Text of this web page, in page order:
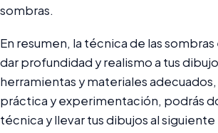
sombras.
En resumen, la técnica de las
dar profundidad y realismo a tus
herramientas y materiales
práctica y experimentación, podrás
técnica y llevar tus dibujos al siguiente